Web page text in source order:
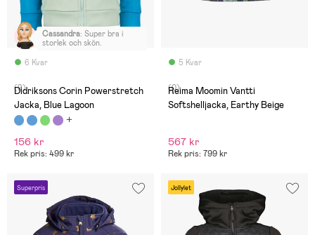
6 Kvar
Cassandra: Super bra i
storlek och skön.
(9)
Didriksons Corin Powerstretch
Jacka, Blue Lagoon
156 kr
Rek pris: 499 kr
5 Kvar
(0)
Reima Moomin Vantti
Softshelljacka, Earthy Beige
567 kr
Rek pris: 799 kr
Superpris Jollylet